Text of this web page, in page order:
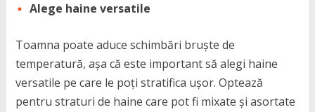
Alege haine versatile
Toamna poate aduce schimbări bruște de
temperatură, așa că este important să alegi haine
versatile pe care le poți stratifica ușor. Optează
pentru straturi de haine care pot fi mixate și asortate